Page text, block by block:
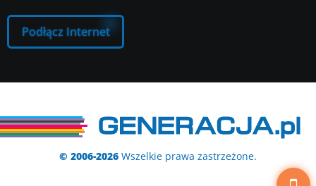
Podłącz Internet
© 2006-2026 Wszelkie prawa zastrzeżone.